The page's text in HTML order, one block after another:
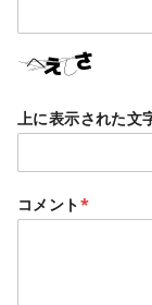
上に表示された文
コメント*